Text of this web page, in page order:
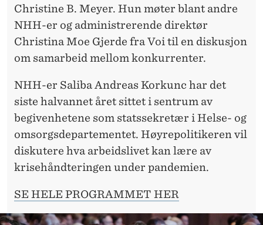
Christine B. Meyer. Hun møter blant andre
NHH-er og administrerende direktør
Christina Moe Gjerde fra Voi til en diskusjon
om samarbeid mellom konkurrenter.
NHH-er Saliba Andreas Korkunc har det
siste halvannet året sittet i sentrum av
begivenhetene som statssekretær i Helse- og
omsorgsdepartementet. Høyrepolitikeren vil
diskutere hva arbeidslivet kan lære av
krisehåndteringen under pandemien.
SE HELE PROGRAMMET HER